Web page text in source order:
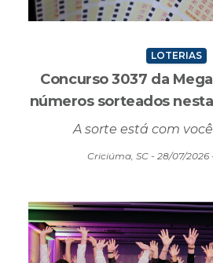
LOTERIAS
Concurso 3037 da
números sorteados
Criciúma, SC - 28/07/2026